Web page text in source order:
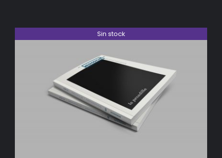
Sin stock
DETALLES